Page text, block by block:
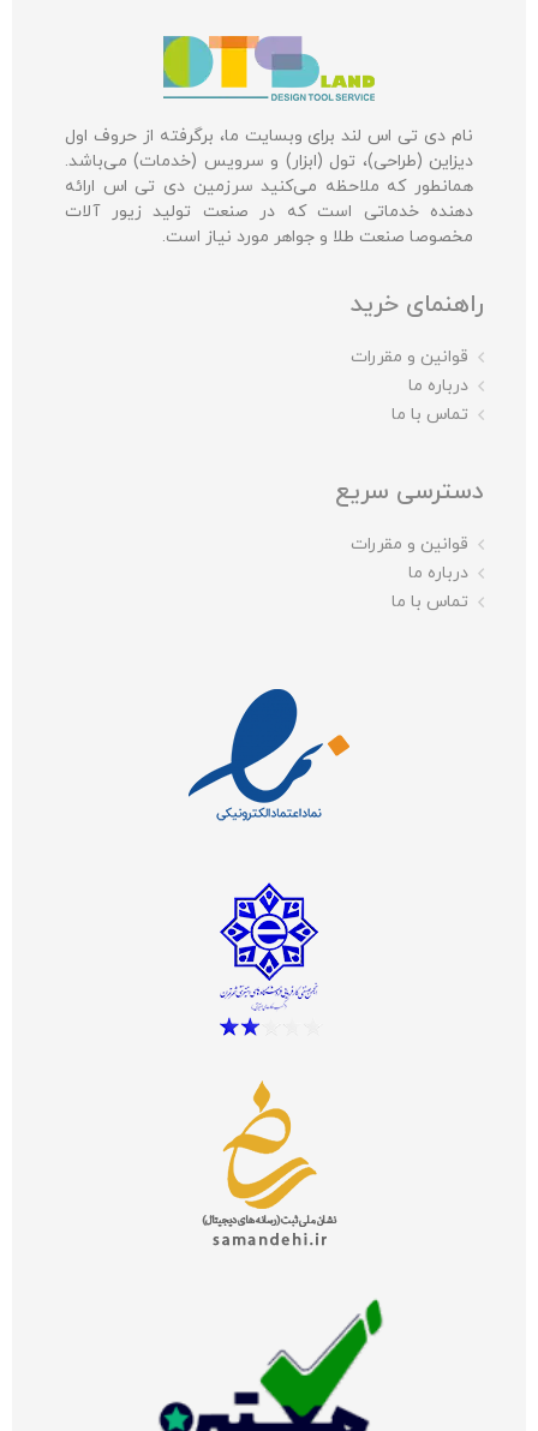
نام دی تی اس لند برای وبسایت ما، برگرفته از حروف اول
دیزاین (طراحی)، تول (ابزار) و سرویس (خدمات) می‌باشد.
همانطور که ملاحظه می‌کنید سرزمین دی تی اس ارائه
دهنده خدماتی است که در صنعت تولید زیور آلات
مخصوصا صنعت طلا و جواهر مورد نیاز است.
راهنمای خرید
قوانین و مقررات
درباره ما
تماس با ما
دسترسی سریع
قوانین و مقررات
درباره ما
تماس با ما